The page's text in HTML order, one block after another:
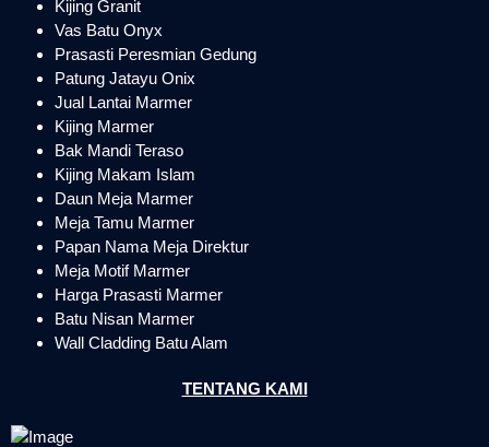
Kijing Granit
Vas Batu Onyx
Prasasti Peresmian Gedung
Patung Jatayu Onix
Jual Lantai Marmer
Kijing Marmer
Bak Mandi Teraso
Kijing Makam Islam
Daun Meja Marmer
Meja Tamu Marmer
Papan Nama Meja Direktur
Meja Motif Marmer
Harga Prasasti Marmer
Batu Nisan Marmer
Wall Cladding Batu Alam
TENTANG KAMI